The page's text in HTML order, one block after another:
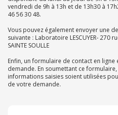
vendredi de 9h à 13h et de 13h30 à
46 56 30 48.
Vous pouvez également envoyer une
suivante : Laboratoire LESCUYER- 270
SAINTE SOULLE
Enfin, un formulaire de contact en
demande. En soumettant ce
informations saisies soient utilisées
de votre demande.